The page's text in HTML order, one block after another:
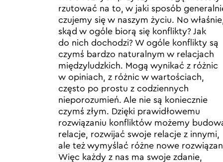
rzutować na to, w jaki sposób
czujemy się w naszym życiu. No właśnie,
skąd w ogóle biorą się konflikty? Jak
do nich dochodzi? W ogóle konflikty są
czymś bardzo naturalnym w relacjach
międzyludzkich. Mogą wynikać z różnic
w opiniach, z różnic w wartościach,
często po prostu z codziennych
nieporozumień. Ale nie są koniecznie
czymś złym. Dzięki prawidłowemu
rozwiązaniu konfliktów możemy
relacje, rozwijać swoje relacje z innymi,
ale też wymyślać różne nowe
Więc każdy z nas ma swoje zdanie,